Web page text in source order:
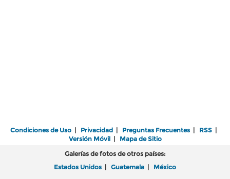
Condiciones de Uso | Privacidad | Preguntas Frecuentes | RSS |
Versión Móvil| Mapa de Sitio
Galerías de fotos de otros países:
Estados Unidos | Guatemala | México